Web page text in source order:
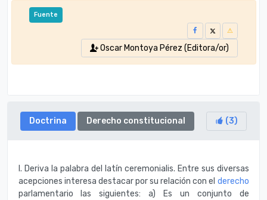
Fuente
Oscar Montoya Pérez (Editora/or)
Doctrina Derecho constitucional (3)
I. Deriva la palabra del latín ceremonialis. Entre sus diversas
acepciones interesa destacar por su relación con el derecho
parlamentario las siguientes: a) Es un conjunto de